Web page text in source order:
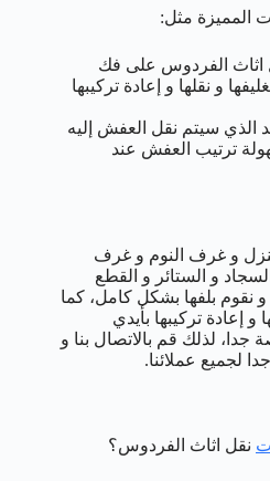
المميزة مثل:
الفردوس على فك
و نقلها و إعادة تركيبها
الذي سيتم نقل العفش إليه
ترتيب العفش عند
و غرف النوم و غرف
و الستائر و القطع
و نقوم بلفها بشكل كامل، كما
و إعادة تركيبها بأيدي
لذلك قم بالاتصال بنا و
لجميع عملائنا.
نقل اثاث الفردوس؟